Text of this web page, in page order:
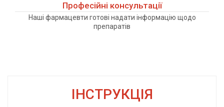
Професійні консультації
Наші фармацевти готові надати інформацію щодо
препаратів
ІНСТРУКЦІЯ